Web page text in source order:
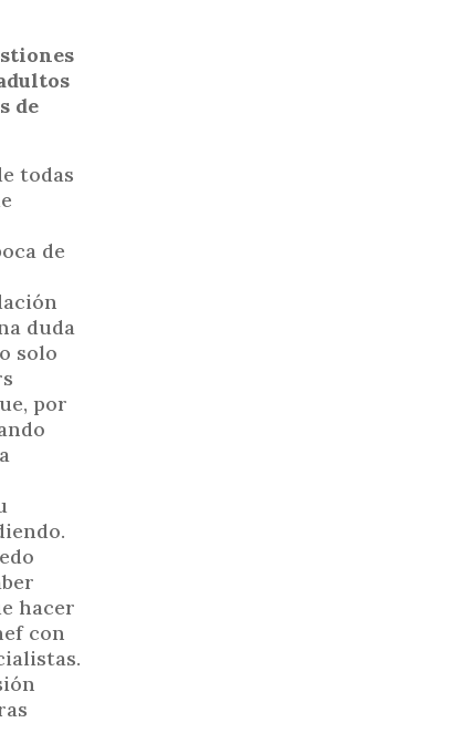
de
todas
de
duda
solo
por
hacer
con